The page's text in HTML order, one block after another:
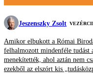
Jeszenszky Zsolt
Amikor elbukott a Római
felhalmozott mindenféle tudást
menekítették, ahol aztán nem
ezekből az elszórt kis